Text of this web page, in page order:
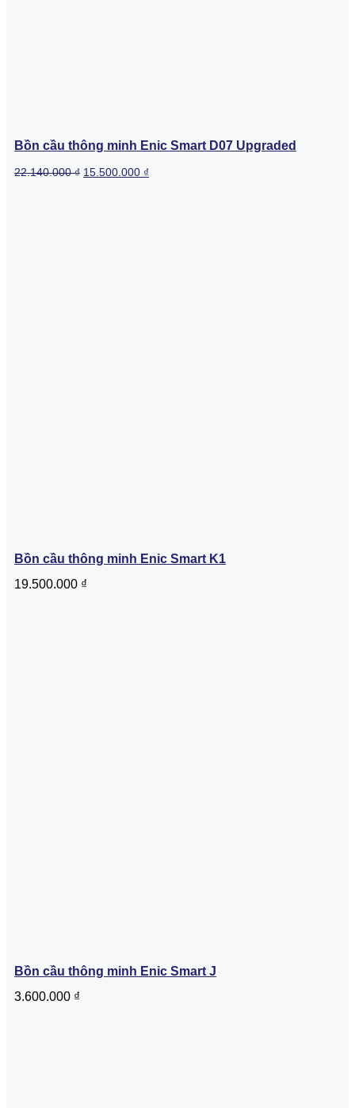
Bồn cầu thông minh Enic Smart D07 Upgraded
22.140.000₫ Original
15.500.000 ₫
Bồn cầu thông minh Enic Smart K1
19.500.000 ₫
Bồn cầu thông minh Enic Smart J
3.600.000 ₫